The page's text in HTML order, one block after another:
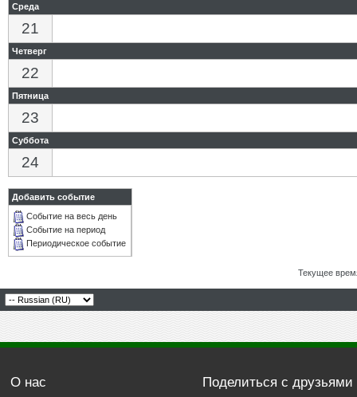
Среда
21
Четверг
22
Пятница
23
Суббота
24
Добавить событие
Событие на весь день
Событие на период
Периодическое событие
Текущее
О нас Поделиться с друзьями